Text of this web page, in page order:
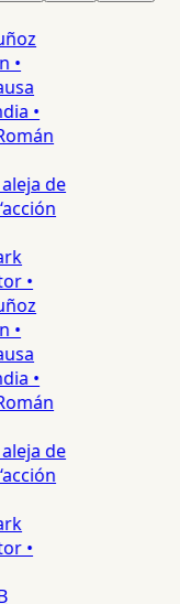
•
•
de
•
•
•
de
•